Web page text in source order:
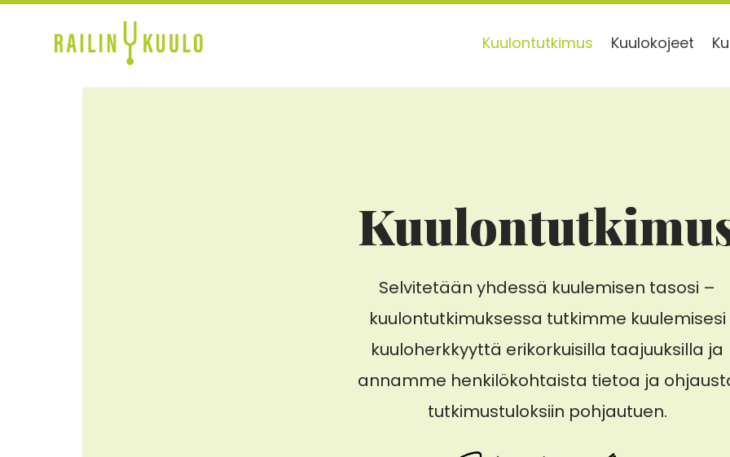
Kuulontutkimus Kuulokojeet
Selvitetään yhdessä kuulemisen tasosi –
kuulontutkimuksessa tutkimme kuulemisesi
kuuloherkkyyttä erikorkuisilla taajuuksilla ja
annamme henkilökohtaista tietoa ja
tutkimustuloksiin pohjautuen.